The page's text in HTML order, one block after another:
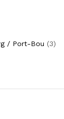
/ Port-Bou (3)